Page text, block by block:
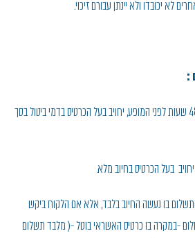
לא יכובדו ולא יינתן עבורם זיכוי.
:
במקרה של ביטול כרטיס מעל 48 שעות לפני המופע, יחויב בעל הכרטיס בדמי ביטול בסך
בו נעשה החיוב בלבד, אלא אם הלקוח ביקש
-במקרה בו כרטיס האשראי בוטל -( מלבד תשלום